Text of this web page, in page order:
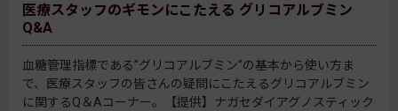
医療スタッフのギモンにこたえる グリコアルブミン
Q&A
血糖管理指標である”グリコアルブミン”の基本から使い方ま
で、医療スタッフの皆さんの疑問にこたえるグリコアルブミン
に関するQ＆Aコーナー。【提供】ナガセダイアグノスティック